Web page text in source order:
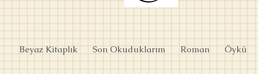
Beyaz Kitaplık Son Okuduklarım Roman Öykü